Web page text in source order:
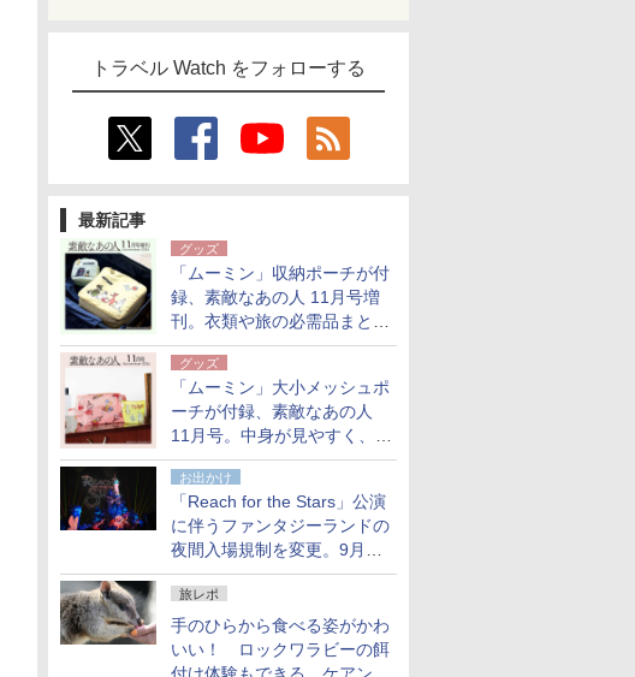
トラベル Watch をフォローする
最新記事
グッズ
「ムーミン」収納ポーチが付
録、素敵なあの人 11月号増
刊。衣類や旅の必需品まとま
る大小2個セット
グッズ
「ムーミン」大小メッシュポ
ーチが付録、素敵なあの人
11月号。中身が見やすく、温
泉スパにも使える
お出かけ
「Reach for the Stars」公演
に伴うファンタジーランドの
夜間入場規制を変更。9月か
ら18時50分～20時ごろに
旅レポ
手のひらから食べる姿がかわ
いい！ ロックワラビーの餌